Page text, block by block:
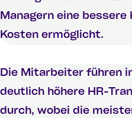
Managern eine bessere
Kosten ermöglicht.
Die Mitarbeiter führen
deutlich höhere HR-
durch, wobei die